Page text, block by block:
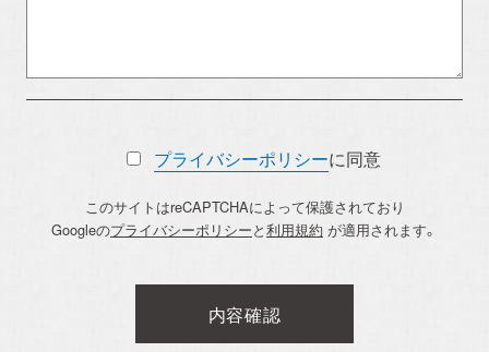
プライバシーポリシーに同意
このサイトはreCAPTCHAによって保護されており
Googleのプライバシーポリシーと利用規約 が適用されます。